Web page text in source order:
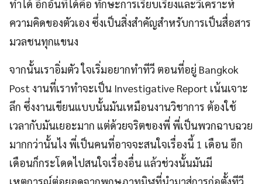
ทำได้ อีกอันที่ได้คือ ทักษะการเรียบเรียงและวิเคราะห์
ความคิดของตัวเอง ซึ่งเป็นสิ่งสำคัญสำหรับการเป็นสื่อสาร
มวลชนทุกแขนง
จากนั้นเราอิ่มตัว ใจเริ่มอยากทำทีวี ตอนที่อยู่ Bangkok
Post งานที่เราทำจะเป็น Investigative Report เน้นเจาะ
ลึก ซึ่งงานเขียนแบบนั้นมันเหมือนงานวิชาการ ต้องใช้
เวลากับมันเยอะมาก แต่ด้วยจริตของพี่ พี่เป็นพวกฉาบฉวย
มากกว่านั้นไง พี่เป็นคนที่อาจจะสนใจเรื่องนี้ 1 เดือน อีก
เดือนก็กระโดดไปสนใจเรื่องอื่น แล้วช่วงนั้นมันมี